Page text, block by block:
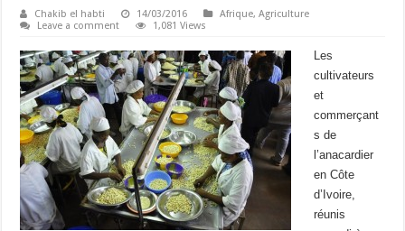
Chakib el habti 14/03/2016 Afrique,Agriculture
Leave a comment
1,081 Views
Les
cultivateurs
et
commerçant
s de
l’anacardier
en Côte
d’Ivoire,
réunis